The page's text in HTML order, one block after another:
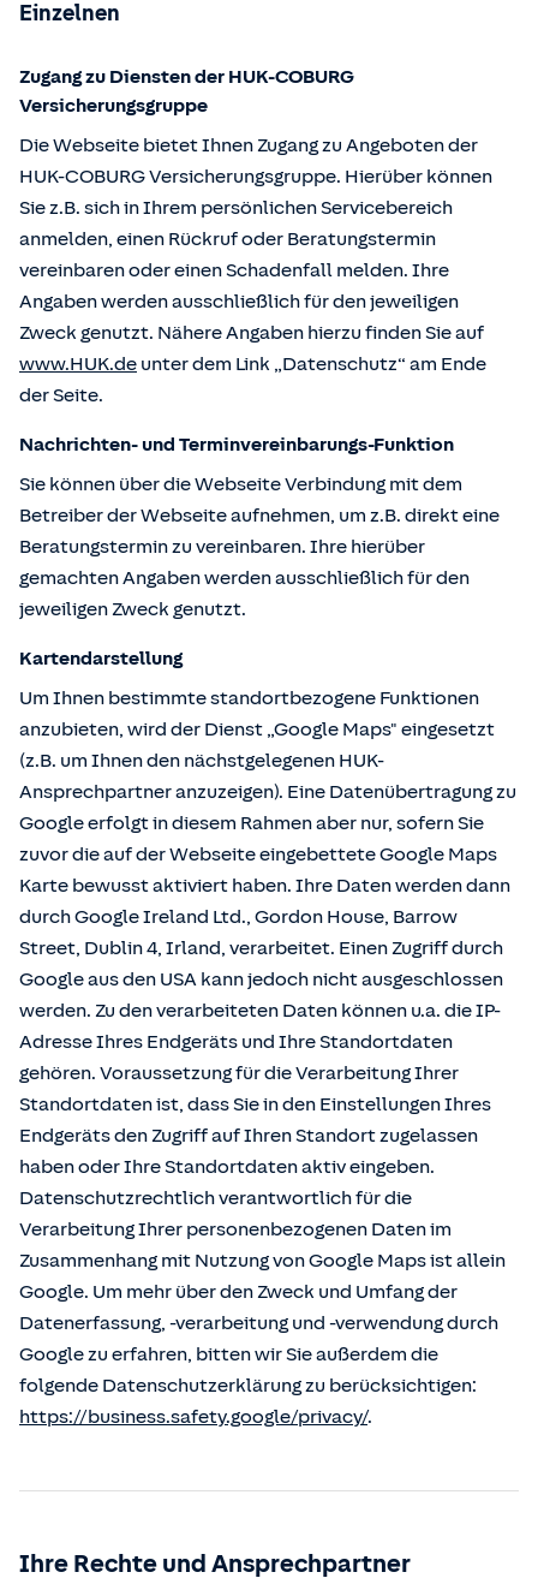
Einzelnen
Zugang zu Diensten der HUK-COBURG
Versicherungsgruppe
Die Webseite bietet Ihnen Zugang zu Angeboten der
HUK-COBURG Versicherungsgruppe. Hierüber können
Sie z.B. sich in Ihrem persönlichen Servicebereich
anmelden, einen Rückruf oder Beratungstermin
vereinbaren oder einen Schadenfall melden. Ihre
Angaben werden ausschließlich für den jeweiligen
Zweck genutzt. Nähere Angaben hierzu finden Sie auf
www.HUK.de unter dem Link „Datenschutz“ am Ende
der Seite.
Nachrichten- und Terminvereinbarungs-Funktion
Sie können über die Webseite Verbindung mit dem
Betreiber der Webseite aufnehmen, um z.B. direkt eine
Beratungstermin zu vereinbaren. Ihre hierüber
gemachten Angaben werden ausschließlich für den
jeweiligen Zweck genutzt.
Kartendarstellung
Um Ihnen bestimmte standortbezogene Funktionen
anzubieten, wird der Dienst „Google Maps" eingesetzt
(z.B. um Ihnen den nächstgelegenen HUK-
Ansprechpartner anzuzeigen). Eine Datenübertragung zu
Google erfolgt in diesem Rahmen aber nur, sofern Sie
zuvor die auf der Webseite eingebettete Google Maps
Karte bewusst aktiviert haben. Ihre Daten werden dann
durch Google Ireland Ltd., Gordon House, Barrow
Street, Dublin 4, Irland, verarbeitet. Einen Zugriff durch
Google aus den USA kann jedoch nicht ausgeschlossen
werden. Zu den verarbeiteten Daten können u.a. die IP-
Adresse Ihres Endgeräts und Ihre Standortdaten
gehören. Voraussetzung für die Verarbeitung Ihrer
Standortdaten ist, dass Sie in den Einstellungen Ihres
Endgeräts den Zugriff auf Ihren Standort zugelassen
haben oder Ihre Standortdaten aktiv eingeben.
Datenschutzrechtlich verantwortlich für die
Verarbeitung Ihrer personenbezogenen Daten im
Zusammenhang mit Nutzung von Google Maps ist allein
Google. Um mehr über den Zweck und Umfang der
Datenerfassung, -verarbeitung und -verwendung durch
Google zu erfahren, bitten wir Sie außerdem die
folgende Datenschutzerklärung zu berücksichtigen:
https://business.safety.google/privacy/.
Ihre Rechte und Ansprechpartner